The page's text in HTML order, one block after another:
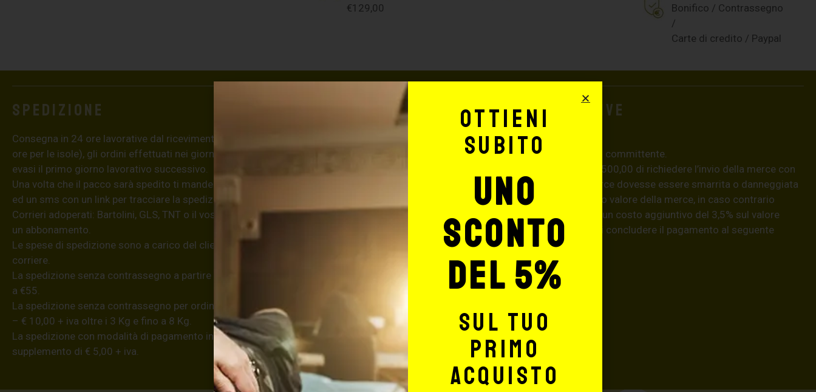
€129,00
Bonifico / Contrassegno
/
Carte di credito / Paypal
Spedizione
Consegna in 24 ore lavorative dal ricevimento dell’ordine (48
ore per le isole), gli ordini effettuati nei giorni festivi verranno
evasi il primo giorno lavorativo successivo.
Una volta che il pacco sarà spedito ti manderemo una email
ed un sms con un link per tracciare la spedizione dell’ordine.
Corrieri adoperati: Bartolini, GLS, TNT o il vostro se possedete
un abbonamento.
Le spese di spedizione sono a carico del cliente; la merce viene inviata tramite
corriere.
La spedizione senza contrassegno a partire da €8,20 (iva compresa) per ordini fino
a €55.
La spedizione senza contrassegno per ordini superiori a €55: € 5,90 + iva fino a 3 Kg
– € 10,00 + iva oltre i 3 Kg e fino a 8 Kg.
La spedizione con modalità di pagamento in contanti alla consegna ha un
supplemento di € 5,00 + iva.
Informazioni aggiuntive
ATTENZIONE!
La merce viaggia a rischio e pericolo del committente.
Si consiglia, per spedizioni superiori a € 500,00 di richiedere l’invio della merce con
assicurazione (in questo caso, se la merce dovesse essere smarrita o danneggiata
dal corriere, quest’ultimo risarcirà l’intero valore della merce, in caso contrario
nessuno rimborserà il destinatario) con un costo aggiuntivo del 3,5% sul valore
totale del carrello, da richiedere prima di concludere il pagamento al seguente
indirizzo: shop@maxsignorello.it
Ottieni
subito
uno
sconto
del 5%
sul tuo
primo
acquisto